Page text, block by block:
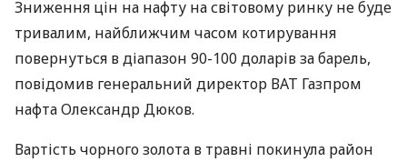
Зниження цін на нафту на світовому ринку не буде
тривалим, найближчим часом котирування
повернуться в діапазон 90-100 доларів за барель,
повідомив генеральний директор ВАТ Газпром
нафта Олександр Дюков.
Вартість чорного золота в травні покинула район